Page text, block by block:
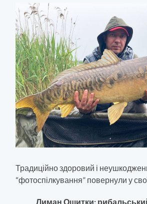
Традиційно здоровий і
“фотоспілкування” повернули у
Лиман Ошитки: